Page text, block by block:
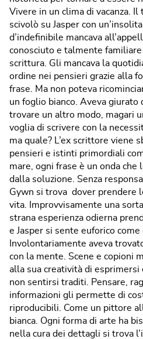
Vivere in un clima di vacanza.
scivolò su Jasper con
d’indefinibile mancava
conosciuto e talmente
scrittura. Gli mancava la
ordine nei pensieri grazie alla
frase. Ma non poteva
un foglio bianco. Aveva giurato
trovare un altro modo, magari
voglia di scrivere con la
ma quale? L’ex scrittore viene
pensieri e istinti primordiali
mare, ogni frase è un onda
dalla soluzione. Senza
Gywn si trova dover prendere
vita. Improvvisamente una
strana esperienza odierna
e Jasper si sente euforico come
Involontariamente aveva
con la mente. Scene e copioni
alla sua creatività di esprimersi
non sentirsi traditi. Pensare,
informazioni gli permette di
riproducibili. Come un pittore
bianca. Ogni forma di arte ha
nella cura dei dettagli si trova